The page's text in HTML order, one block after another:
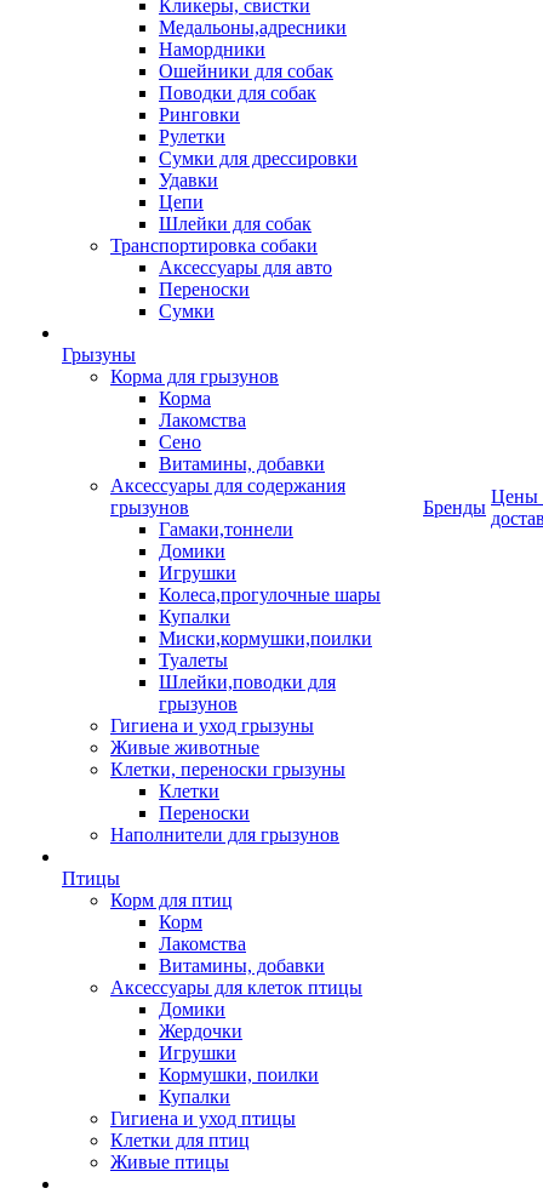
Кликеры, свистки
Медальоны,адресники
Намордники
Ошейники для собак
Поводки для собак
Ринговки
Рулетки
Сумки для дрессировки
Удавки
Цепи
Шлейки для собак
Транспортировка собаки
Аксессуары для авто
Переноски
Сумки
Грызуны
Корма для грызунов
Корма
Лакомства
Сено
Витамины, добавки
Аксессуары для содержания
грызунов
Гамаки,тоннели
Домики
Игрушки
Колеса,прогулочные шары
Купалки
Миски,кормушки,поилки
Туалеты
Шлейки,поводки для
грызунов
Гигиена и уход грызуны
Живые животные
Клетки, переноски грызуны
Клетки
Переноски
Наполнители для грызунов
Птицы
Корм для птиц
Корм
Лакомства
Витамины, добавки
Аксессуары для клеток птицы
Домики
Жердочки
Игрушки
Кормушки, поилки
Купалки
Гигиена и уход птицы
Клетки для птиц
Живые птицы
Бренды
Цены